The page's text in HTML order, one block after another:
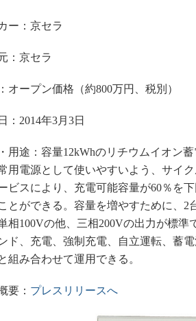
ー：京セラ
：京セラ
オープン価格（約800万円、税別）
：2014年3月3日
用途：容量12kWhのリチウムイオン
用電源として使いやすいよう、サイ
ビスにより、充電可能容量が60％を
とができる。容量を増やすために、2
相100Vの他、三相200Vの出力が標準
ド、充電、強制充電、自立運転、蓄
組み合わせて運用できる。
要： プレスリリースへ